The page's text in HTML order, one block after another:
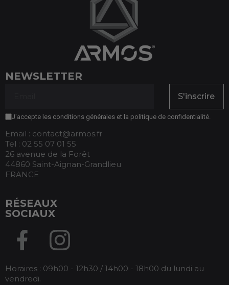
NEWSLETTER
S'inscrire
J'accepte les conditions générales et la politique de confidentialité.
Email : contact@armos.fr
Tel : 02 55 07 01 55
26 avenue de la Forêt
44860 Saint-Aignan-Grandlieu
FRANCE
RÉSEAUX
SOCIAUX
Horaires : 09h00 - 12h30 / 14h00 - 18h00 du lundi au
vendredi.